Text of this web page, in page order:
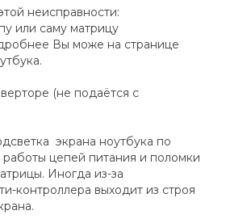
неисправности:
или саму матрицу
Вы може на странице
(не подаётся с
экрана ноутбука по
цепей питания и поломки
Иногда из-за
контроллера выходит из строя